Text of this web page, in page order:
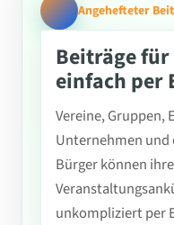
Angehefteter
Beiträge
einfach per
Vereine, Gruppen,
Unternehmen und
Bürger können
unkompliziert per